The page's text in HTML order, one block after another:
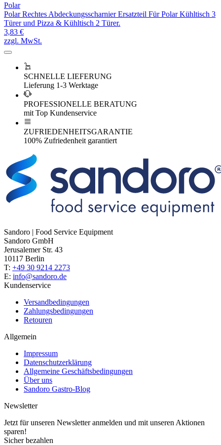
Polar
Polar Rechtes Abdeckungsscharnier Ersatzteil Für Polar Kühltisch 3
Türer und Pizza & Kühltisch 2 Türer.
3,83 €
zzgl. MwSt.
SCHNELLE LIEFERUNG
Lieferung 1-3 Werktage
PROFESSIONELLE BERATUNG
mit Top Kundenservice
ZUFRIEDENHEITSGARANTIE
100% Zufriedenheit garantiert
Sandoro | Food Service Equipment
Sandoro GmbH
Jerusalemer Str. 43
10117 Berlin
T: +49 30 9214 2273
E: info@sandoro.de
Kundenservice
Versandbedingungen
Zahlungsbedingungen
Retouren
Allgemein
Impressum
Datenschutzerklärung
Allgemeine Geschäftsbedingungen
Über uns
Sandoro Gastro-Blog
Newsletter
Jetzt für unseren Newsletter anmelden und mit unseren Aktionen
sparen!
Sicher bezahlen